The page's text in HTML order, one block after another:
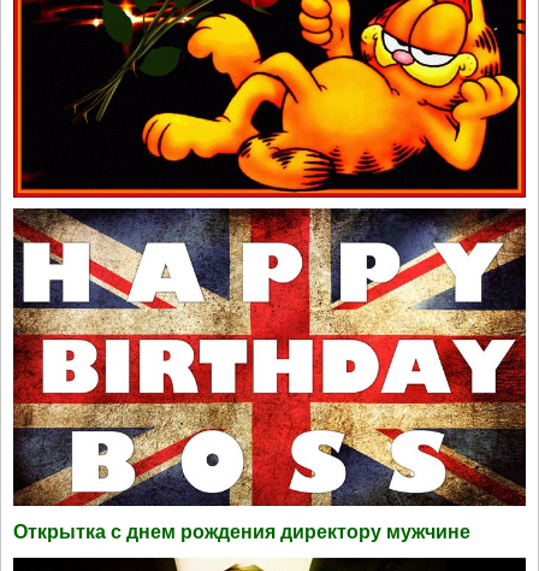
Открытка с днем рождения директору мужчине